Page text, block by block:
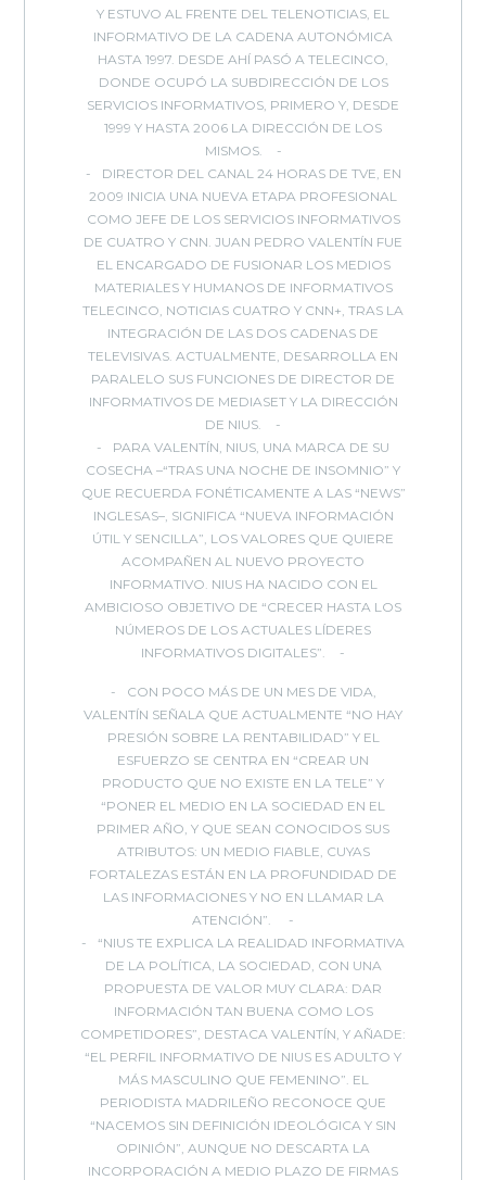
Y ESTUVO AL FRENTE DEL TELENOTICIAS, EL
INFORMATIVO DE LA CADENA AUTONÓMICA
HASTA 1997. DESDE AHÍ PASÓ A TELECINCO,
DONDE OCUPÓ LA SUBDIRECCIÓN DE LOS
SERVICIOS INFORMATIVOS, PRIMERO Y, DESDE
1999 Y HASTA 2006 LA DIRECCIÓN DE LOS
MISMOS.
DIRECTOR DEL CANAL 24 HORAS DE TVE, EN
2009 INICIA UNA NUEVA ETAPA PROFESIONAL
COMO JEFE DE LOS SERVICIOS INFORMATIVOS
DE CUATRO Y CNN. JUAN PEDRO VALENTÍN FUE
EL ENCARGADO DE FUSIONAR LOS MEDIOS
MATERIALES Y HUMANOS DE INFORMATIVOS
TELECINCO, NOTICIAS CUATRO Y CNN+, TRAS LA
INTEGRACIÓN DE LAS DOS CADENAS DE
TELEVISIVAS. ACTUALMENTE, DESARROLLA EN
PARALELO SUS FUNCIONES DE DIRECTOR DE
INFORMATIVOS DE MEDIASET Y LA DIRECCIÓN
DE NIUS.
PARA VALENTÍN, NIUS, UNA MARCA DE SU
COSECHA –“TRAS UNA NOCHE DE INSOMNIO” Y
QUE RECUERDA FONÉTICAMENTE A LAS “NEWS”
INGLESAS–, SIGNIFICA “NUEVA INFORMACIÓN
ÚTIL Y SENCILLA”, LOS VALORES QUE QUIERE
ACOMPAÑEN AL NUEVO PROYECTO
INFORMATIVO. NIUS HA NACIDO CON EL
AMBICIOSO OBJETIVO DE “CRECER HASTA LOS
NÚMEROS DE LOS ACTUALES LÍDERES
INFORMATIVOS DIGITALES”.
CON POCO MÁS DE UN MES DE VIDA,
VALENTÍN SEÑALA QUE ACTUALMENTE “NO HAY
PRESIÓN SOBRE LA RENTABILIDAD” Y EL
ESFUERZO SE CENTRA EN “CREAR UN
PRODUCTO QUE NO EXISTE EN LA TELE” Y
“PONER EL MEDIO EN LA SOCIEDAD EN EL
PRIMER AÑO, Y QUE SEAN CONOCIDOS SUS
ATRIBUTOS: UN MEDIO FIABLE, CUYAS
FORTALEZAS ESTÁN EN LA PROFUNDIDAD DE
LAS INFORMACIONES Y NO EN LLAMAR LA
ATENCIÓN”.
“NIUS TE EXPLICA LA REALIDAD INFORMATIVA
DE LA POLÍTICA, LA SOCIEDAD, CON UNA
PROPUESTA DE VALOR MUY CLARA: DAR
INFORMACIÓN TAN BUENA COMO LOS
COMPETIDORES”, DESTACA VALENTÍN, Y AÑADE:
“EL PERFIL INFORMATIVO DE NIUS ES ADULTO Y
MÁS MASCULINO QUE FEMENINO”. EL
PERIODISTA MADRILEÑO RECONOCE QUE
“NACEMOS SIN DEFINICIÓN IDEOLÓGICA Y SIN
OPINIÓN”, AUNQUE NO DESCARTA LA
INCORPORACIÓN A MEDIO PLAZO DE FIRMAS